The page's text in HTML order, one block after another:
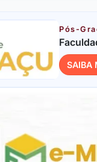
Pós-
SAIBA